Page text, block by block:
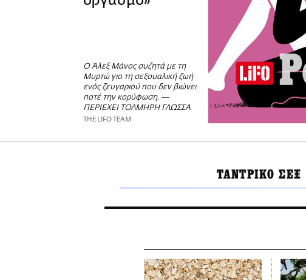
Ο Άλεξ Μάνος συζητά με τη
Μυρτώ για τη σεξουαλική ζωή
ενός ζευγαριού που δεν βιώνει
ποτέ την κορύφωση. ―
ΠΕΡΙΕΧΕΙ ΤΟΛΜΗΡΗ ΓΛΩΣΣΑ
THE LIFO TEAM
ΤΑΝΤΡΙΚΟ ΣΕΞ